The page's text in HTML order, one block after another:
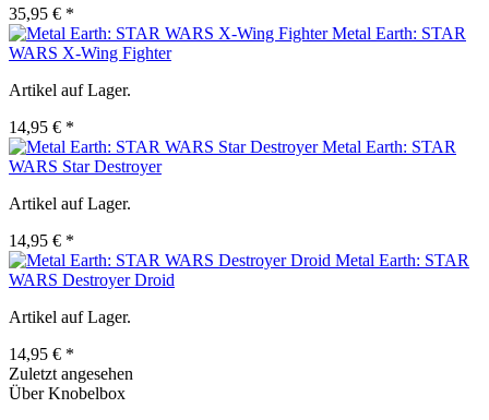
35,95 € *
Metal Earth: STAR
WARS X-Wing Fighter
Artikel auf Lager.
14,95 € *
Metal Earth: STAR
WARS Star Destroyer
Artikel auf Lager.
14,95 € *
Metal Earth: STAR
WARS Destroyer Droid
Artikel auf Lager.
14,95 € *
Zuletzt angesehen
Über Knobelbox